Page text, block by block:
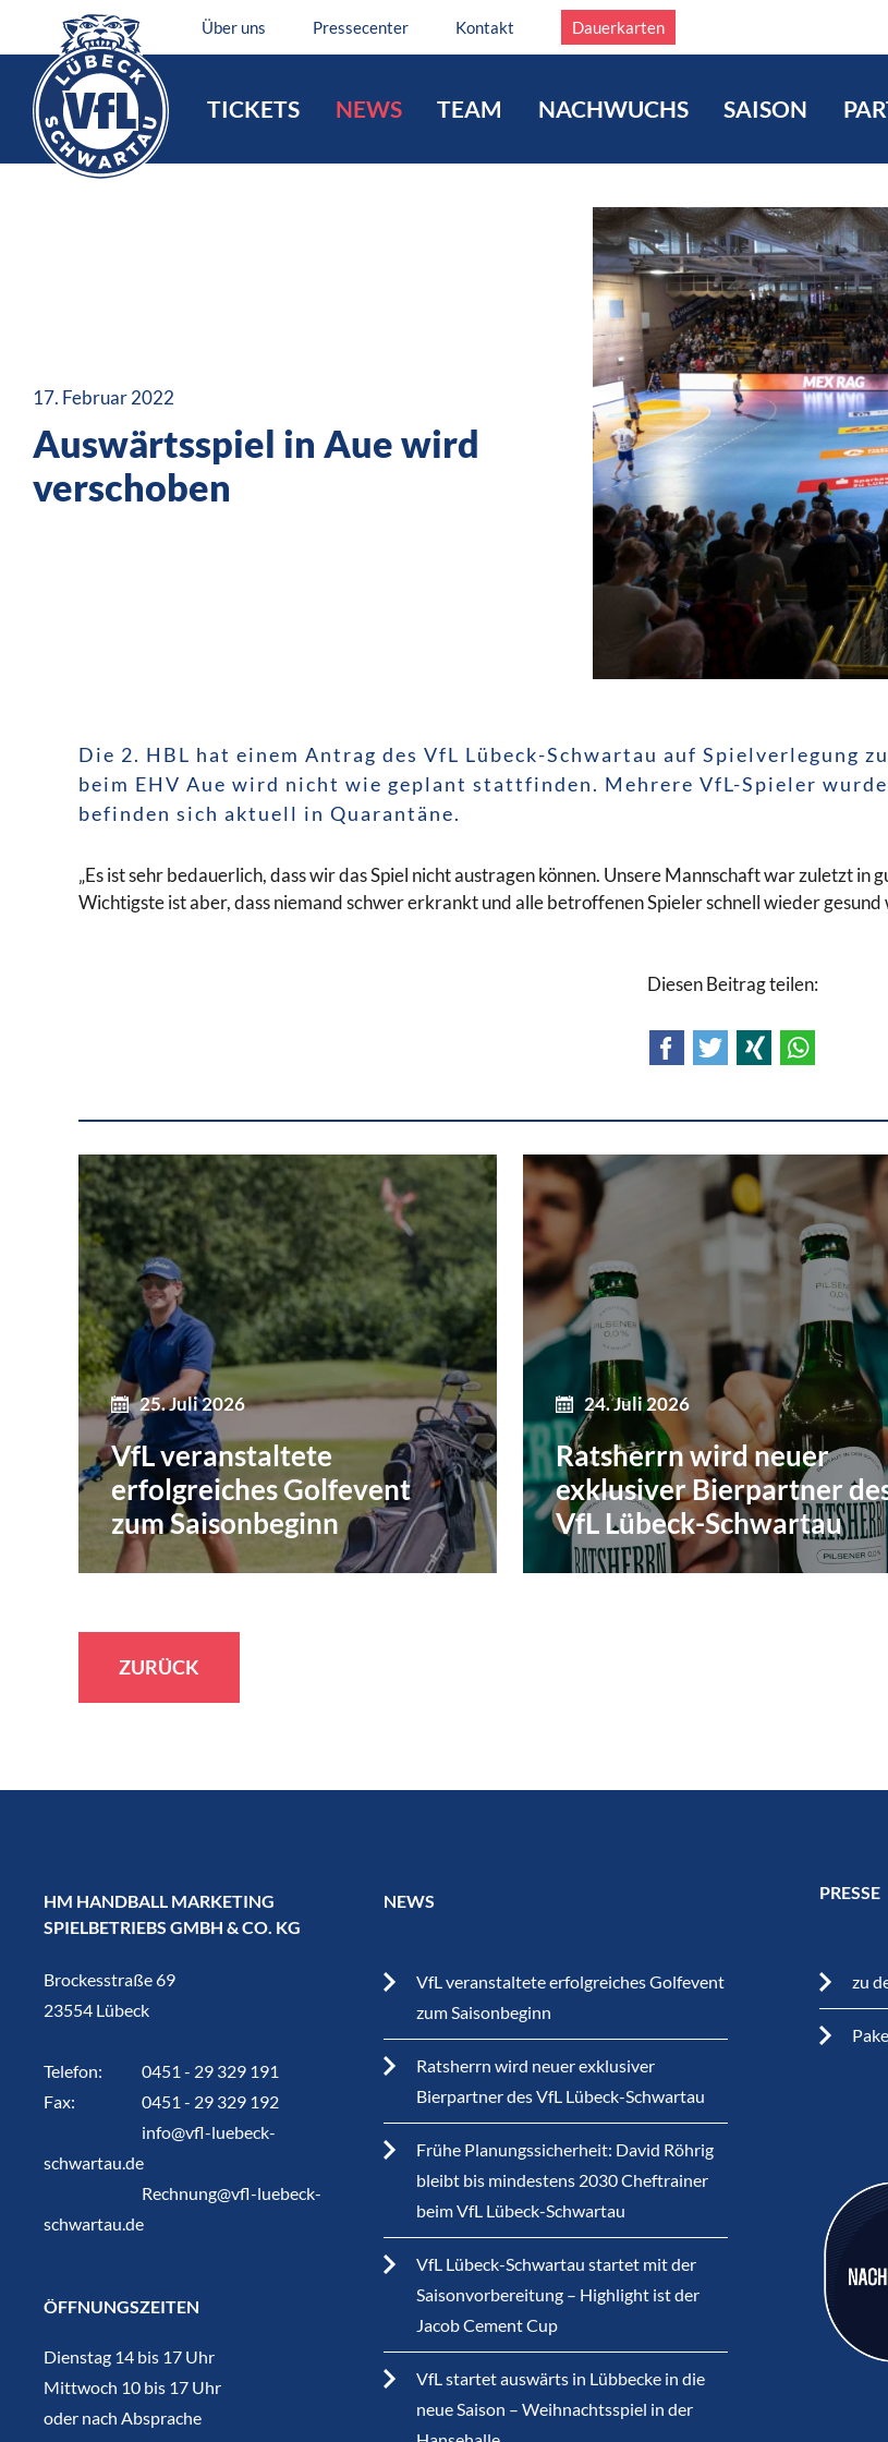
Über uns Pressecenter Kontakt Dauerkarten
TICKETS NEWS TEAM NACHWUCHS SAISON
17. Februar 2022
Auswärtsspiel in Aue wird
verschoben
Die 2. HBL hat einem Antrag des VfL Lübeck-Schwartau auf Spielverlegung
beim EHV Aue wird nicht wie geplant stattfinden. Mehrere VfL-Spieler
befinden sich aktuell in Quarantäne.
„Es ist sehr bedauerlich, dass wir das Spiel nicht austragen können. Unsere Mannschaft war zuletzt
Wichtigste ist aber, dass niemand schwer erkrankt und alle betroffenen Spieler schnell wieder
Diesen Beitrag teilen:
FacebookTwitterXing
25. Juli 2026
VfL veranstaltete
erfolgreiches Golfevent
zum Saisonbeginn
24. Juli 2026
Ratsherrn wird neuer
exklusiver Bierpartner
VfL Lübeck-Schwartau
ZURÜCK
HM HANDBALL MARKETING
SPIELBETRIEBS GMBH & CO. KG
Brockesstraße 69
23554 Lübeck
Telefon:
0451 - 29 329 191
Fax:
0451 - 29 329 192
info@vfl-luebeck-
schwartau.de
Rechnung@vfl-luebeck-
schwartau.de
ÖFFNUNGSZEITEN
Dienstag 14 bis 17 Uhr
Mittwoch 10 bis 17 Uhr
oder nach Absprache
NEWS
VfL veranstaltete erfolgreiches Golfevent
zum Saisonbeginn
Ratsherrn wird neuer exklusiver
Bierpartner des VfL Lübeck-Schwartau
Frühe Planungssicherheit: David Röhrig
bleibt bis mindestens 2030 Cheftrainer
beim VfL Lübeck-Schwartau
VfL Lübeck-Schwartau startet mit der
Saisonvorbereitung – Highlight ist der
Jacob Cement Cup
VfL startet auswärts in Lübbecke in die
neue Saison – Weihnachtsspiel in der
PRESSE
zu